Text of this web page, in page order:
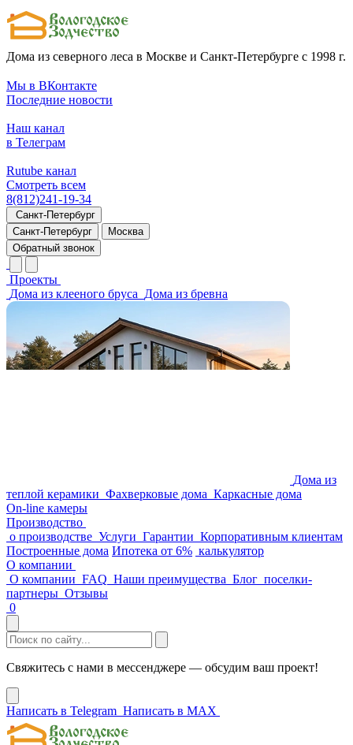
Дома из северного леса в Москве и Санкт-Петербурге с 1998 г.
Мы в ВКонтакте
Последние новости
Наш канал
в Телеграм
Rutube канал
Смотреть всем
8(812)241-19-34
Санкт-Петербург
Санкт-Петербург
Москва
Обратный звонок
Проекты
Дома из клееного бруса Дома из бревна
Дома из
теплой керамики Фахверковые дома Каркасные дома
On-line камеры
Производство
о производстве Услуги Гарантии Корпоративным клиентам
Построенные дома Ипотека от 6% калькулятор
О компании
О компании FAQ Наши преимущества Блог поселки-
партнеры Отзывы
0
Свяжитесь с нами в мессенджере — обсудим ваш проект!
Написать в Telegram Написать в MAX